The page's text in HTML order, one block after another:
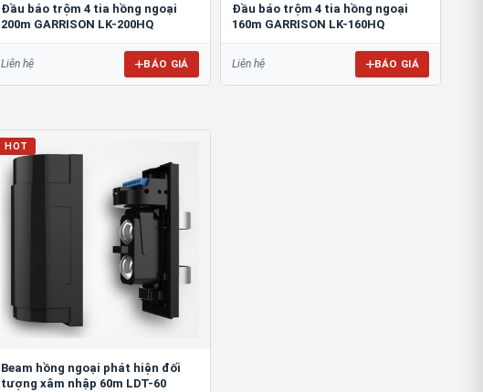
Đầu báo trộm 4 tia hồng ngoại
200m GARRISON LK-200HQ
Liên hệ BÁO GIÁ
Đầu báo trộm 4 tia hồng ngoại
160m GARRISON LK-160HQ
Liên hệ BÁO GIÁ
HOT
Beam hồng ngoại phát hiện đối
tượng xâm nhập 60m LDT-60